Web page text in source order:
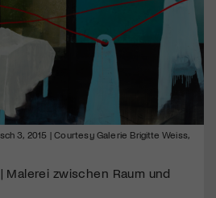
3, 2015 | Courtesy Galerie Brigitte Weiss,
Malerei zwischen Raum und
Art»!
Kulturschaffende(r) oder
unsere Arbeit.